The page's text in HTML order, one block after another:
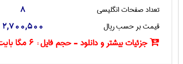
تعداد صفحات انگليسی 8
قیمت بر حسب ریال 2,700,500
جزئیات بیشتر و دانلود - حجم فایل : 6 مگا بایت